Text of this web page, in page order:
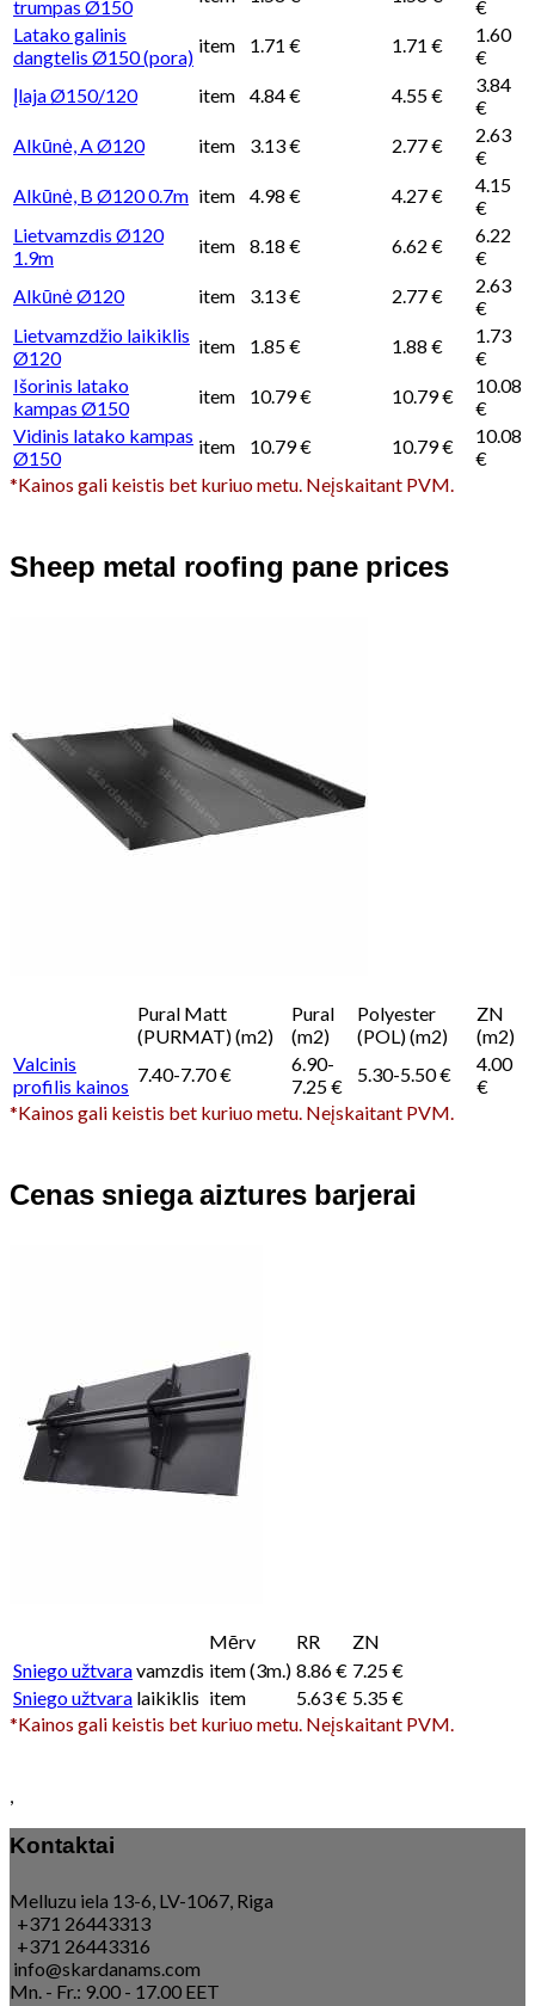
trumpas Ø150
€
Latako galinis
dangtelis Ø150 (pora)
item 1.71 € 1.71 €
1.60
€
Įlaja Ø150/120
item 4.84 € 4.55 €
3.84
€
Alkūnė, A Ø120
item 3.13 € 2.77 €
2.63
€
Alkūnė, B Ø120 0.7m item 4.98 € 4.27 €
4.15
€
Lietvamzdis Ø120
1.9m
item 8.18 € 6.62 €
6.22
€
Alkūnė Ø120
item 3.13 € 2.77 €
2.63
€
Lietvamzdžio laikiklis
Ø120
item 1.85 € 1.88 €
1.73
€
Išorinis latako
kampas Ø150
item 10.79 € 10.79 €
10.08
€
Vidinis latako kampas
Ø150
item 10.79 € 10.79 €
10.08
€
*Kainos gali keistis bet kuriuo metu. Neįskaitant PVM.
Sheep metal roofing pane prices
Pural Matt
(PURMAT) (m2)
Pural
(m2)
Polyester
(POL) (m2)
ZN
(m2)
Valcinis
profilis kainos
7.40-7.70 €
6.90-
7.25 €
5.30-5.50 €
4.00
€
*Kainos gali keistis bet kuriuo metu. Neįskaitant PVM.
Cenas sniega aiztures barjerai
Mērv RR
ZN
Sniego užtvaravamzdis item (3m.) 8.86 € 7.25 €
Sniego užtvara laikiklis item 5.63 € 5.35 €
*Kainos gali keistis bet kuriuo metu. Neįskaitant PVM.
Kontaktai
Melluzu iela 13-6, LV-1067, Riga
+371 26443313
+371 26443316
info@skardanams.com
Mn. - Fr.: 9.00 - 17.00 EET